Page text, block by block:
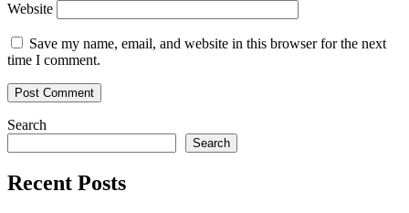
Website
Save my name, email, and website in this browser for the next
time I comment.
Search
Search
Recent Posts